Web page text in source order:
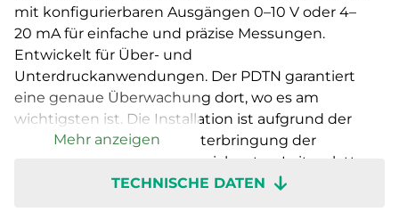
mit konfigurierbaren Ausgängen 0–10 V oder 4–
20 mA für einfache und präzise Messungen.
Entwickelt für Über- und
Unterdruckanwendungen. Der PDTN garantiert
eine genaue Überwachung dort, wo es am
wichtigsten ist. Die Installation ist aufgrund der
großzügig gestalteten Unterbringung der
Verdrahtung, klar gekennzeichneten Leiterplatten
und einem intuitiven Drehschalter mühelos
Mehr anzeigen
TECHNISCHE DATEN